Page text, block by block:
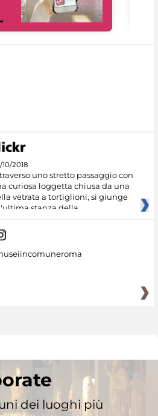
2018
uno stretto passaggio con
curiosa loggetta chiusa da una
vetrata a tortiglioni, si giunge
stanza della
dei luoghi più